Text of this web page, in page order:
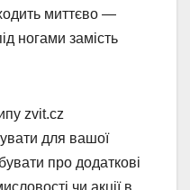
миттєво —
ногами замість
zvit.cz
для вашої
про додаткові